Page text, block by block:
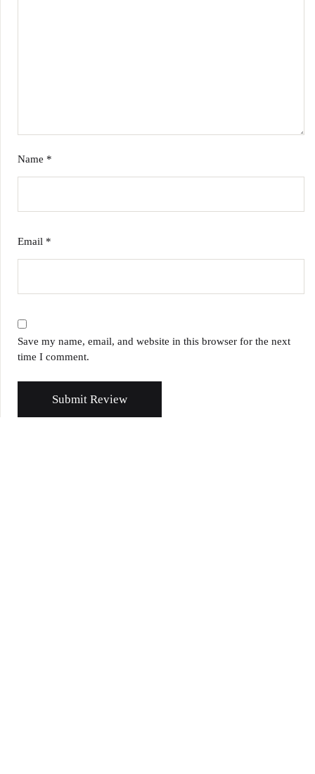
Name *
Email *
Save my name, email, and website in this browser for the next
time I comment.
Submit Review